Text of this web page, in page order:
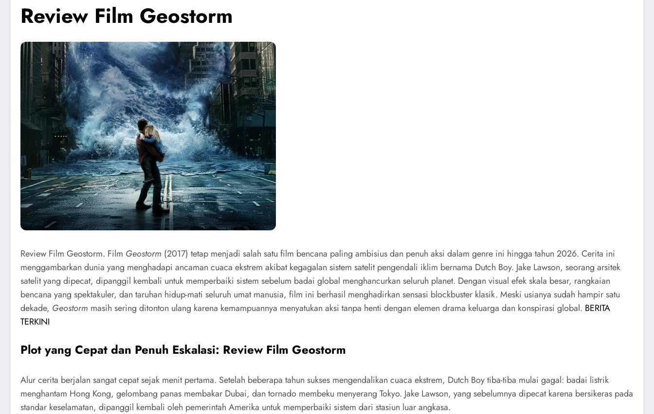
Review Film Geostorm
Review Film Geostorm. Film Geostorm (2017) tetap menjadi salah satu film bencana paling ambisius dan penuh aksi dalam genre ini hingga tahun 2026. Cerita ini
menggambarkan dunia yang menghadapi ancaman cuaca ekstrem akibat kegagalan sistem satelit pengendali iklim bernama Dutch Boy. Jake Lawson, seorang arsitek
satelit yang dipecat, dipanggil kembali untuk memperbaiki sistem sebelum badai global menghancurkan seluruh planet. Dengan visual efek skala besar, rangkaian
bencana yang spektakuler, dan taruhan hidup-mati seluruh umat manusia, film ini berhasil menghadirkan sensasi blockbuster klasik. Meski usianya sudah hampir satu
dekade, Geostorm masih sering ditonton ulang karena kemampuannya menyatukan aksi tanpa henti dengan elemen drama keluarga dan konspirasi global. BERITA
TERKINI
Plot yang Cepat dan Penuh Eskalasi: Review Film Geostorm
Alur cerita berjalan sangat cepat sejak menit pertama. Setelah beberapa tahun sukses mengendalikan cuaca ekstrem, Dutch Boy tiba-tiba mulai gagal: badai listrik
menghantam Hong Kong, gelombang panas membakar Dubai, dan tornado membeku menyerang Tokyo. Jake Lawson, yang sebelumnya dipecat karena bersikeras pada
standar keselamatan, dipanggil kembali oleh pemerintah Amerika untuk memperbaiki sistem dari stasiun luar angkasa.